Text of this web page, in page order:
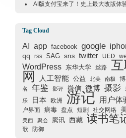
AI版支付宝来了！史上最大改版体
Tag Cloud
AI app facebook google
qq rss SAG sns twitter UED
WordPress 东华大学 丝路
网
人工智能 公益 北美 南极
名
年鉴 影评 微信 微博 摄影
乐
日本 欧洲 游记 用户体
户界面
病毒 盘点 短剧 社交网络
美西 聚会 腾讯 西藏 读书笔
歌
防御